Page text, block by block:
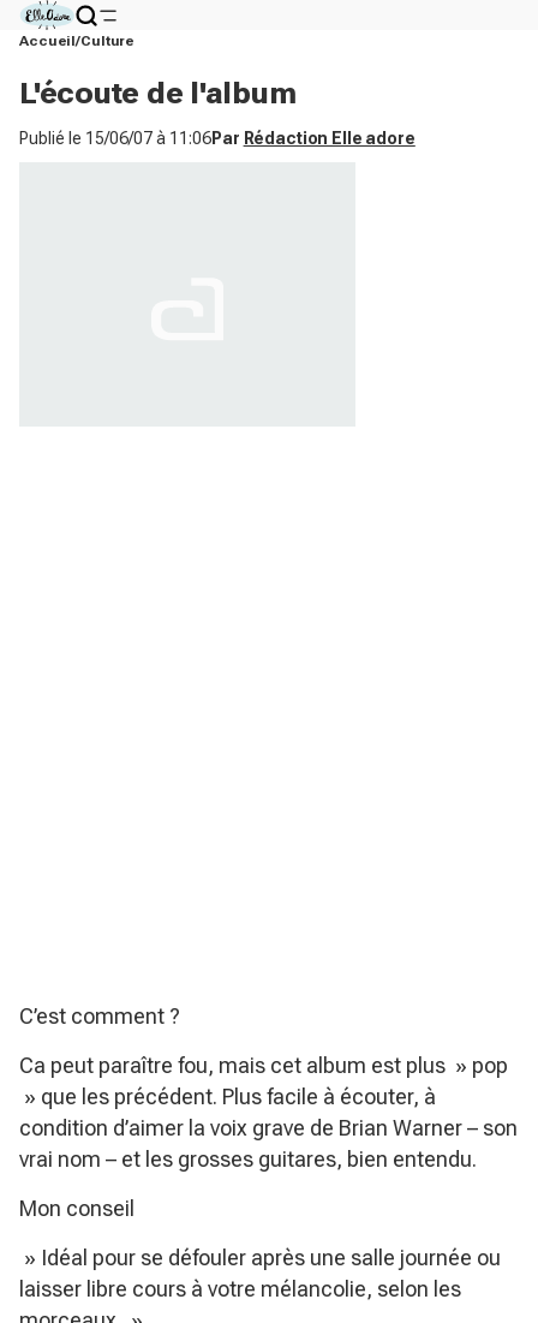
Accueil Culture
L'écoute de l'album
Publié le 15/06/07 à 11:06Par Rédaction Elle adore
C’est comment ?
Ca peut paraître fou, mais cet album est plus » pop
» que les précédent. Plus facile à écouter, à
condition d’aimer la voix grave de Brian Warner – son
vrai nom – et les grosses guitares, bien entendu.
Mon conseil
» Idéal pour se défouler après une salle journée ou
laisser libre cours à votre mélancolie, selon les